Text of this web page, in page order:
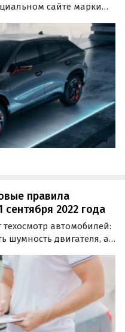
сайте марки
правила
2022 года
техосмотр автомобилей:
шумность двигателя, а
трети «лишних»
сократится с 82-х…